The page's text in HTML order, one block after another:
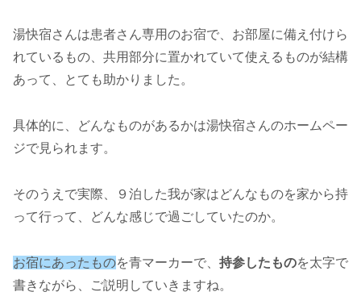
湯快宿さんは患者さん専用のお宿で、お部屋に備え付けら
れているもの、共用部分に置かれていて使えるものが結構
あって、とても助かりました。
具体的に、どんなものがあるかは湯快宿さんのホームペー
ジで見られます。
そのうえで実際、９泊した我が家はどんなものを家から持
って行って、どんな感じで過ごしていたのか。
お宿にあったものを青マーカーで、 持参したものを太字で
書きながら、ご説明していきますね。